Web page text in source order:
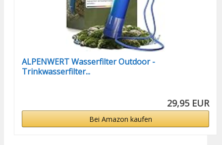
ALPENWERT Wasserfilter Outdoor -
Trinkwasserfilter...
29,95 EUR
Bei Amazon kaufen